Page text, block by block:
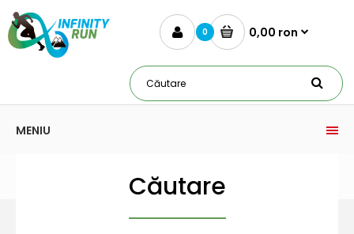
0 0,00 ron
MENIU
Căutare